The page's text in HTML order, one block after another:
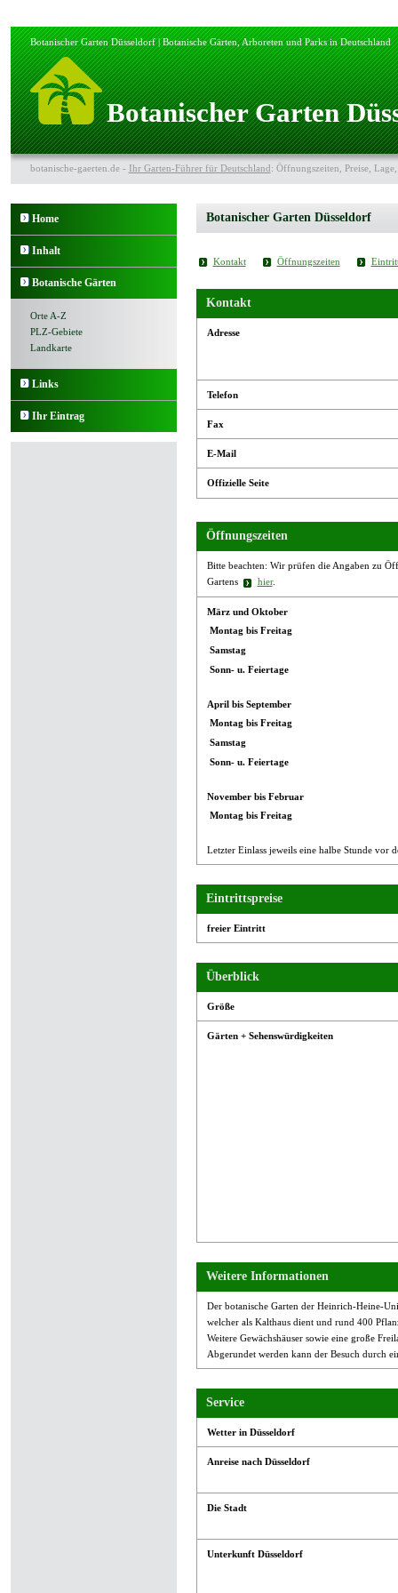
Botanischer Garten Düsseldorf | Botanische Gärten, Arboreten und Parks in Deutschland
Botanischer Garten
botanische-gaerten.de - Ihr Garten-Führer für Deutschland: Öffnungszeiten, Preise,
Home
Inhalt
Botanische Gärten
Orte A-Z
PLZ-Gebiete
Landkarte
Links
Ihr Eintrag
Botanischer Garten Düsseldorf
Kontakt Öffnungszeiten
Kontakt
Adresse
Telefon
Fax
E-Mail
Offizielle Seite
Öffnungszeiten
Bitte beachten: Wir prüfen die Angaben zu
Gartens
hier.
März und Oktober
Montag bis Freitag
Samstag
Sonn- u. Feiertage
April bis September
Montag bis Freitag
Samstag
Sonn- u. Feiertage
November bis Februar
Montag bis Freitag
Letzter Einlass jeweils eine halbe Stunde vor
Eintrittspreise
freier Eintritt
Überblick
Größe
Gärten + Sehenswürdigkeiten
Weitere Informationen
Der botanische Garten der Heinrich-Heine-
welcher als Kalthaus dient und rund 400
Weitere Gewächshäuser sowie eine große
Abgerundet werden kann der Besuch durch
Service
Wetter in Düsseldorf
Anreise nach Düsseldorf
Die Stadt
Unterkunft Düsseldorf